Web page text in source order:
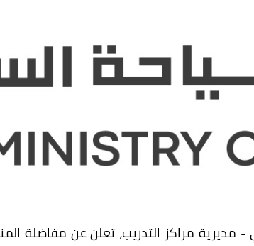
مديرية مراكز التدريب، تعلن عن مفاضلة